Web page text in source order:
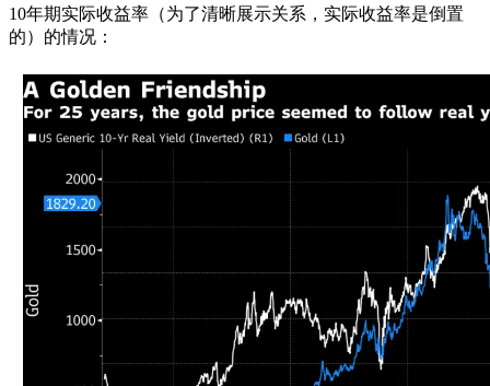
10年期实际收益率（为了清晰展示关系，实际收益率是倒置
的）的情况：